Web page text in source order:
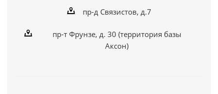
пр-д Связистов, д.7
пр-т Фрунзе, д. 30 (территория базы
Аксон)